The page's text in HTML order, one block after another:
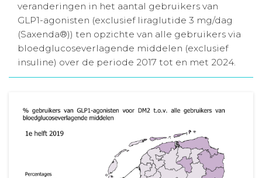
Winkelwagentje
Aanmelden nieuwsbrief
Toegang leeromgeving
veranderingen in het aantal gebruikers van
GLP1-agonisten (exclusief liraglutide 3 mg/dag
(Saxenda®)) ten opzichte van alle gebruikers via
bloedglucoseverlagende middelen (exclusief
insuline) over de periode 2017 tot en met 2024.